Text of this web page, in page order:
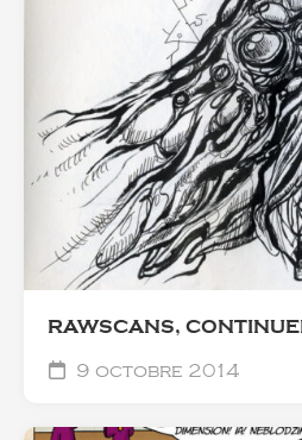
RAWSCANS,
9 octobre 2014